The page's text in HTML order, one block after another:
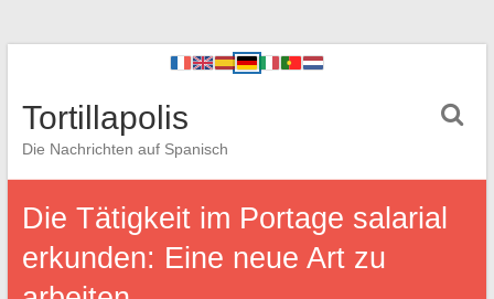
Tortillapolis
Die Nachrichten auf Spanisch
Die Tätigkeit im Portage salarial
erkunden: Eine neue Art zu